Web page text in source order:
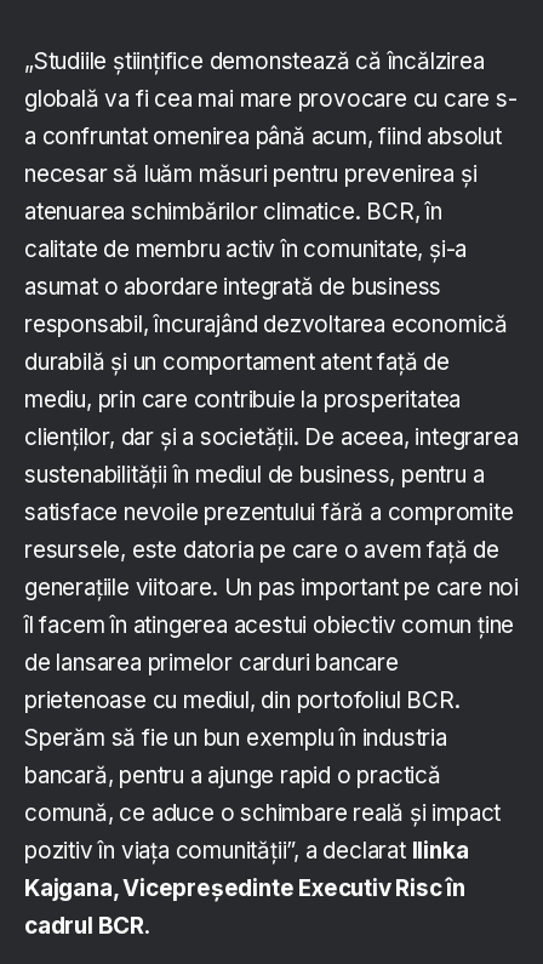
„Studiile științifice demonstează că încălzirea
globală va fi cea mai mare provocare cu care s-
a confruntat omenirea până acum, fiind absolut
necesar să luăm măsuri pentru prevenirea și
atenuarea schimbărilor climatice. BCR, în
calitate de membru activ în comunitate, și-a
asumat o abordare integrată de business
responsabil, încurajând dezvoltarea economică
durabilă și un comportament atent față de
mediu, prin care contribuie la prosperitatea
clienților, dar și a societății. De aceea, integrarea
sustenabilității în mediul de business, pentru a
satisface nevoile prezentului fără a compromite
resursele, este datoria pe care o avem față de
generațiile viitoare. Un pas important pe care noi
îl facem în atingerea acestui obiectiv comun ține
de lansarea primelor carduri bancare
prietenoase cu mediul, din portofoliul BCR.
Sperăm să fie un bun exemplu în industria
bancară, pentru a ajunge rapid o practică
comună, ce aduce o schimbare reală și impact
pozitiv în viața comunității”, a declarat Ilinka
Kajgana, Vicepreședinte Executiv Risc în
cadrul BCR.